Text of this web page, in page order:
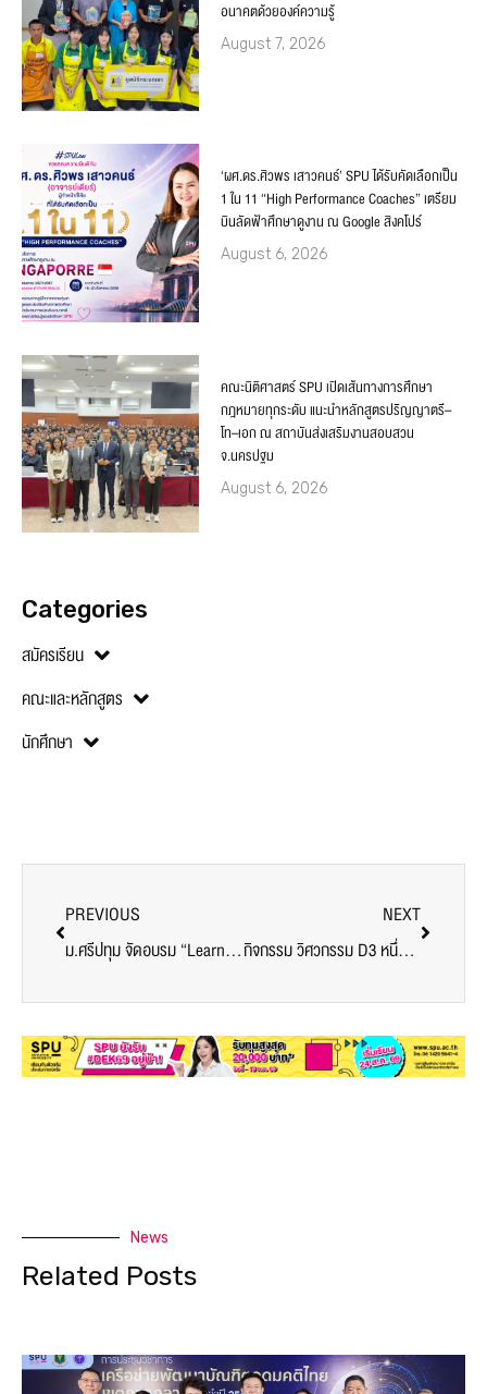
อนาคตด้วยองค์ความรู้
August 7, 2026
‘ผศ.ดร.ศิวพร เสาวคนธ์’ SPU ได้รับคัดเลือกเป็น
1 ใน 11 “High Performance Coaches” เตรียม
บินลัดฟ้าศึกษาดูงาน ณ Google สิงคโปร์
August 6, 2026
คณะนิติศาสตร์ SPU เปิดเส้นทางการศึกษา
กฎหมายทุกระดับ แนะนำหลักสูตรปริญญาตรี–
โท–เอก ณ สถาบันส่งเสริมงานสอบสวน
จ.นครปฐม
August 6, 2026
Categories
สมัครเรียน
คณะและหลักสูตร
นักศึกษา
PREVIOUS
ม.ศรีปทุม จัดอบรม “Learning Outcomes: Executive training” เพื่อการพัฒนาหลักสูตรระดับบัณฑิตศึกษามุ่งสู่มาตรฐานสากล
NEXT
กิจกรรม วิศวกรรม D3 หนึ่งวันแห่งการเรียนรู้ โดยสาขาวิชาวิศวกรรมโยธา
News
Related Posts